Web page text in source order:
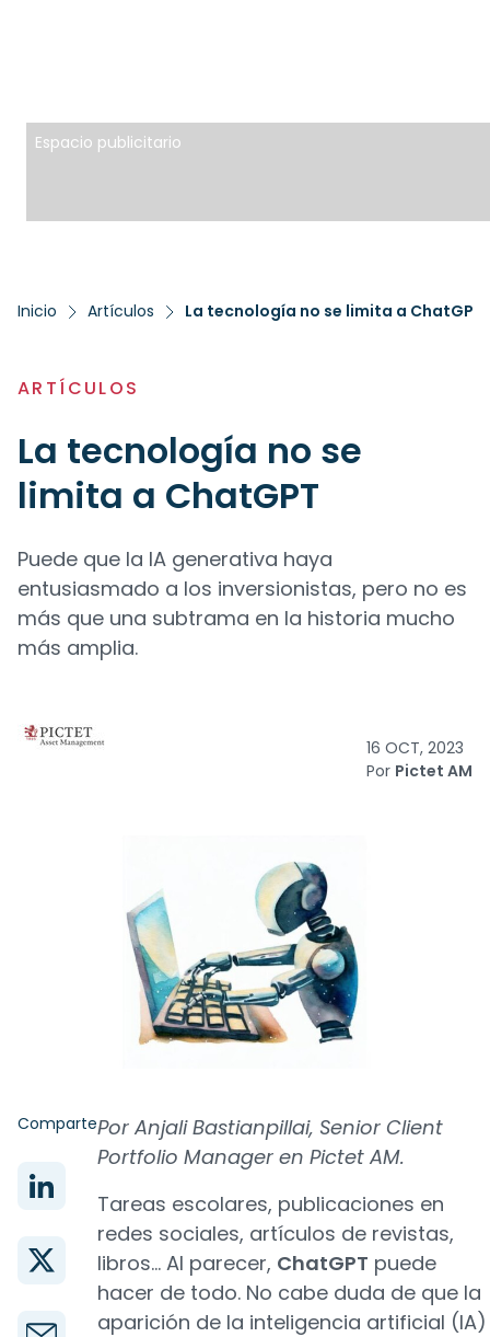
Espacio publicitario
Inicio Artículos La tecnología no se limita a ChatGPT
ARTÍCULOS
La tecnología no se
limita a ChatGPT
Puede que la IA generativa haya
entusiasmado a los inversionistas, pero no es
más que una subtrama en la historia mucho
más amplia.
16 OCT, 2023
Por Pictet AM
CompartePor Anjali Bastianpillai, Senior Client
Portfolio Manager en Pictet AM.
Tareas escolares, publicaciones en
redes sociales, artículos de revistas,
libros... Al parecer, ChatGPT puede
hacer de todo. No cabe duda de que la
aparición de la inteligencia artificial (IA)